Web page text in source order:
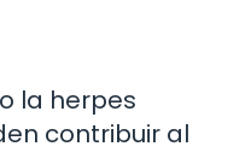
la herpes
contribuir al